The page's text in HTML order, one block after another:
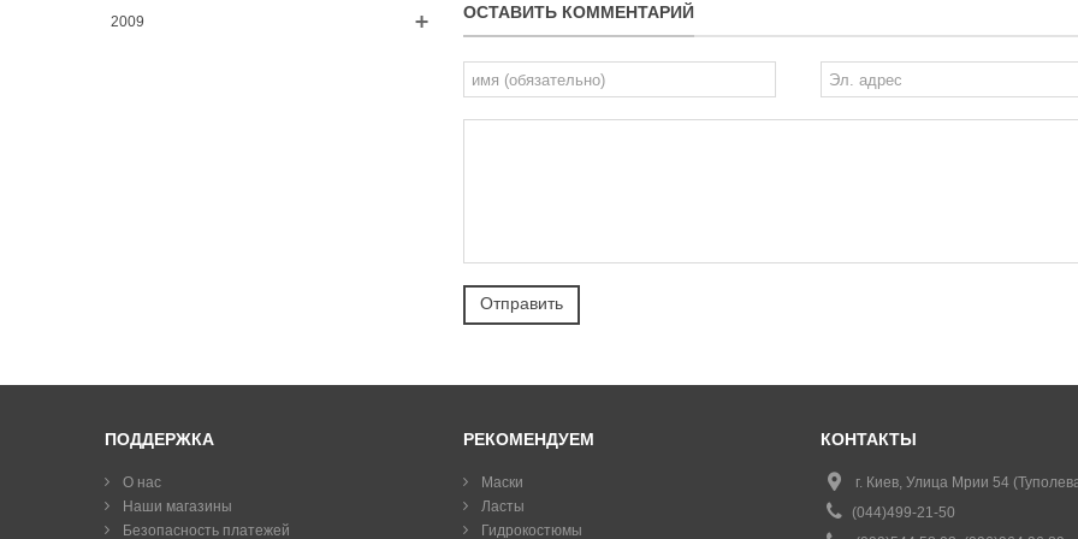
2009 ОСТАВИТЬ КОММЕНТАРИЙ
ПОДДЕРЖКА
О нас
Наши магазины
Безопасность платежей
РЕКОМЕНДУЕМ
Маски
Ласты
Гидрокостюмы
КОНТАКТЫ
г. Киев, Улица Мрии 54
(044)499-21-50